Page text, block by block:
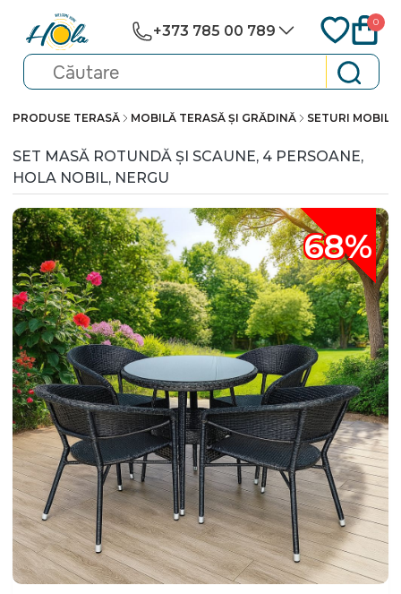
+373 785 00 789
0
PRODUSE TERASĂ MOBILĂ TERASĂ ȘI GRĂDINĂ SETURI
SET MASĂ ROTUNDĂ ȘI SCAUNE, 4 PERSOANE,
HOLA NOBIL, NERGU
68%